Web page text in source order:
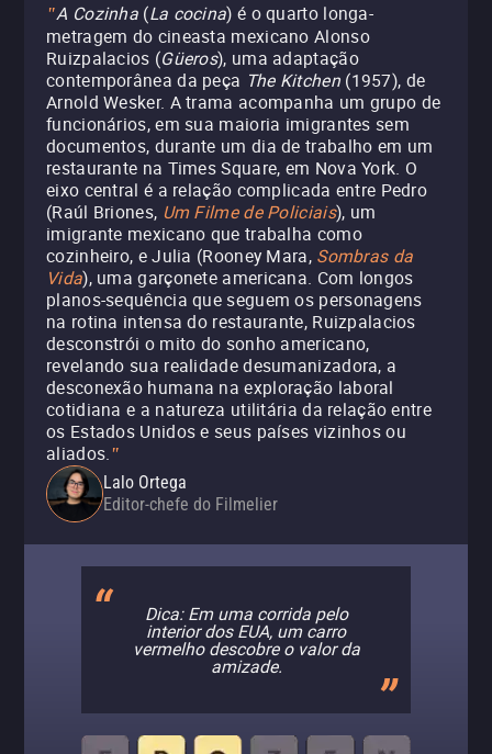
"A Cozinha (La cocina) é o quarto longa-
metragem do cineasta mexicano Alonso
Ruizpalacios (Güeros), uma adaptação
contemporânea da peça The Kitchen(1957), de
Arnold Wesker. A trama acompanha um grupo de
funcionários, em sua maioria imigrantes sem
documentos, durante um dia de trabalho em um
restaurante na Times Square, em Nova York. O
eixo central é a relação complicada entre Pedro
(Raúl Briones, Um Filmede Policiais), um
imigrante mexicano que trabalha como
cozinheiro, e Julia (Rooney Mara, Sombras da
Vida), uma garçonete americana. Com longos
planos-sequência que seguem os personagens
na rotina intensa do restaurante, Ruizpalacios
desconstrói o mito do sonho americano,
revelando sua realidade desumanizadora, a
desconexão humana na exploração laboral
cotidiana e a natureza utilitária da relação entre
os Estados Unidos e seus países vizinhos ou
aliados."
Lalo Ortega
Editor-chefe do Filmelier
Dica: Em uma corrida pelo
interior dos EUA, um carro
vermelho descobre o valor da
amizade.